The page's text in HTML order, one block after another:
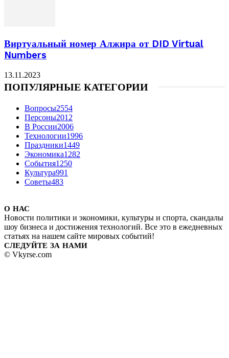
Виртуальный номер Алжира от DID Virtual
Numbers
13.11.2023
ПОПУЛЯРНЫЕ КАТЕГОРИИ
Вопросы2554
Персоны2012
В России2006
Технологии1996
Праздники1449
Экономика1282
События1250
Культура991
Советы483
О НАС
Новости политики и экономики, культуры и спорта, скандалы
шоу бизнеса и достижения технологий. Все это в ежедневных
статьях на нашем сайте мировых событий!
СЛЕДУЙТЕ ЗА НАМИ
© Vkyrse.com